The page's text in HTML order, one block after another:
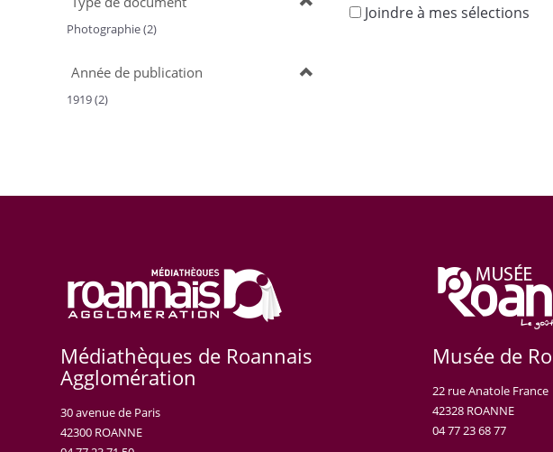
Photographie (2)
Année de publication
1919 (2)
Joindre à mes sélections
Médiathèques de Roannais
Agglomération
30 avenue de Paris
42300 ROANNE
Musée de
22 rue Anatole France
42328 ROANNE
04 77 23 68 77